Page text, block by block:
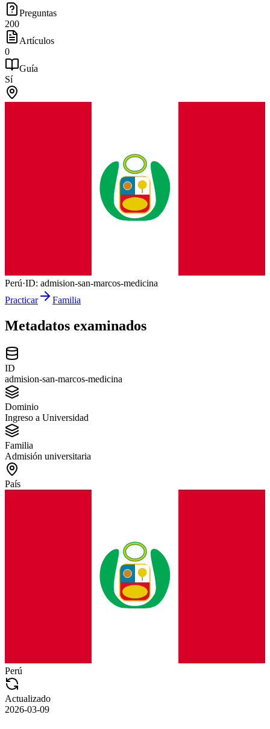
Preguntas
200
Artículos
0
Guía
Sí
Perú·ID: admision-san-marcos-medicina
Practicar
Familia
Metadatos examinados
ID
admision-san-marcos-medicina
Dominio
Ingreso a Universidad
Familia
Admisión universitaria
País
Perú
Actualizado
2026-03-09